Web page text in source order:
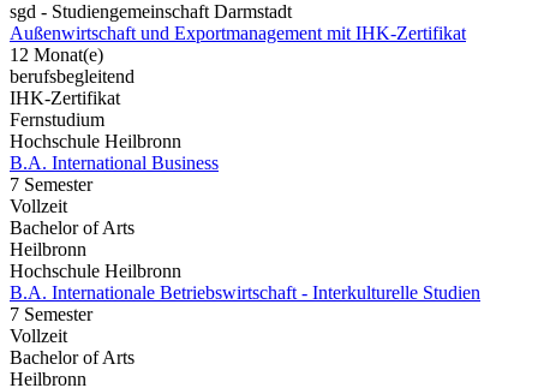
sgd - Studiengemeinschaft Darmstadt
Außenwirtschaft und Exportmanagement mit IHK-Zertifikat
12 Monat(e)
berufsbegleitend
IHK-Zertifikat
Fernstudium
Hochschule Heilbronn
B.A. International Business
7 Semester
Vollzeit
Bachelor of Arts
Heilbronn
Hochschule Heilbronn
B.A. Internationale Betriebswirtschaft - Interkulturelle Studien
7 Semester
Vollzeit
Bachelor of Arts
Heilbronn